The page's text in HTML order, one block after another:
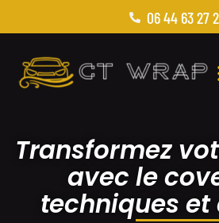
06 44 63 27
Transformez
avec le
techniques et